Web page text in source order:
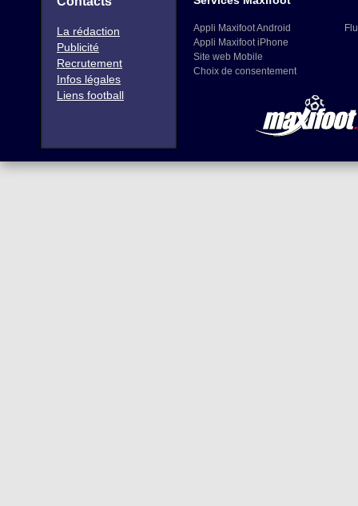
La rédaction
Publicité
Recrutement
Infos légales
Liens football
Appli Maxifoot Android
Appli Maxifoot iPhone
Site web Mobile
Choix de consentement